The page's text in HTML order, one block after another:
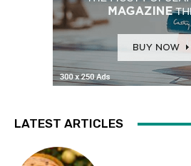
LATEST ARTICLES